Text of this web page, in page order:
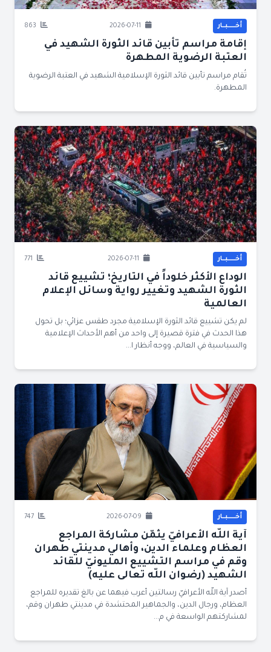
أخــــــبــار
إقامة مراسم تأبين قائد الثورة الشهيد في
العتبة الرضوية المطهرة
تُقام مراسم تأبين قائد الثورة الإسلامية الشهيد في العتبة الرضوية
المطهرة.
أخــــــبــار
الوداع الأكثر خلوداً في التاريخ؛ تشييع قائد
الثورة الشهيد وتغيير رواية وسائل الإعلام
العالمية
لم يكن تشييع قائد الثورة الإسلامية مجرد طقس عزائي؛ بل تحول
هذا الحدث في فترة قصيرة إلى واحد من أهم الأحداث الإعلامية
والسياسية في العالم، ووجه أنظار ا...
أخــــــبــار
آية اللّه الأعرافيّ يثمّن مشاركة المراجع
العظام وعلماء الدين، وأهالي مدينتي طهران
وقم في مراسم التشييع المليونيّ للقائد
الشهيد (رضوان اللّه تعالى عليه)
أصدر آية اللّه الأعرافيّ رسالتين أعرب فيهما عن بالغ تقديره للمراجع
العظام، ورجال الدين، والجماهير المحتشدة في مدينتي طهران وقم،
لمشاركتهم الواسعة في م...